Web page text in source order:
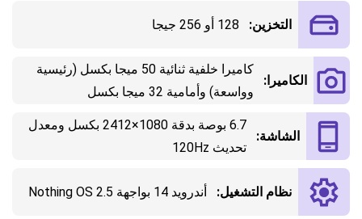
التخزين: 128 أو 256 جيجا
الكاميرا:
كاميرا خلفية ثنائية 50 ميجا بكسل (رئيسية
وواسعة) وأمامية 32 ميجا بكسل
الشاشة:
6.7 بوصة بدقة 1080×2412 بكسل ومعدل
تحديث 120Hz
نظام التشغيل: أندرويد 14 بواجهة Nothing OS 2.5